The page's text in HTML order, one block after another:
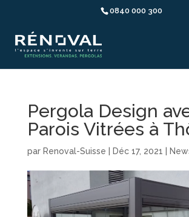
0840 000 300
Pergola Design
Parois Vitrées à
par Renoval-Suisse Déc 17, 2021